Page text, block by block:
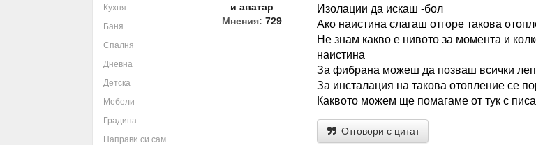
Кухня
Баня
Спалня
Дневна
Детска
Мебели
Градина
Направи си сам
Мнения: 729
Изолации да искаш -бол
Ако наистина слагаш отгоре такова
Не знам какво е нивото за момента и
наистина
За фибрана можеш да позваш всички
За инсталация на такова отопление се
Каквото можем ще помагаме от тук с
Отговори с цитат